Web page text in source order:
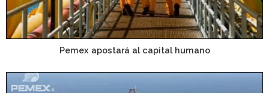
Pemex apostará al capital humano